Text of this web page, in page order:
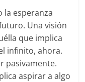
la esperanza
Una visión
que implica
infinito, ahora.
pasivamente.
aspirar a algo